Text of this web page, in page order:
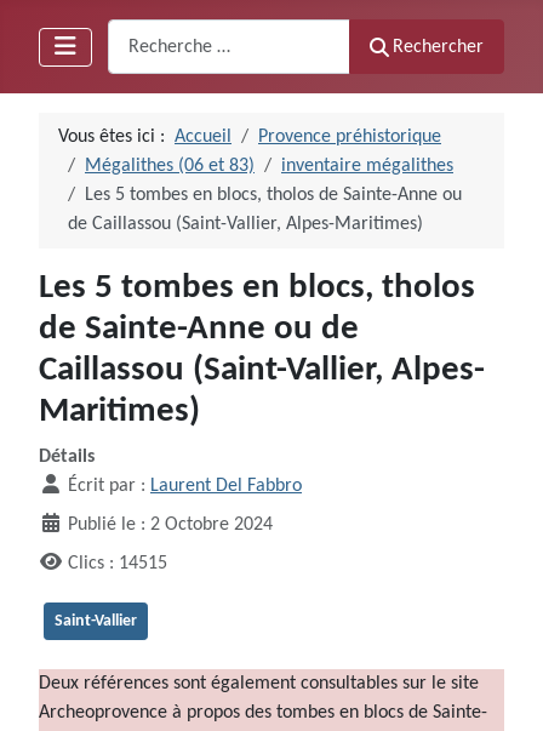
Rechercher
Vous êtes ici : Accueil
Provence préhistorique
Mégalithes (06 et 83)
inventaire mégalithes
Les 5 tombes en blocs, tholos de Sainte-Anne ou
de Caillassou (Saint-Vallier, Alpes-Maritimes)
Les 5 tombes en blocs, tholos
de Sainte-Anne ou de
Caillassou (Saint-Vallier, Alpes-
Maritimes)
Détails
Écrit par : Laurent Del Fabbro
Publié le : 2 Octobre 2024
Clics : 14515
Saint-Vallier
Deux références sont également consultables sur le site
Archeoprovence à propos des tombes en blocs de Sainte-